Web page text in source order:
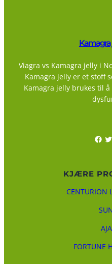
Kamagra
Viagra vs Kamagra jelly i
Kamagra jelly er et stoff
Kamagra jelly brukes til
Facebook Twitter
KJÆRE
CENTURION
FORTUNE